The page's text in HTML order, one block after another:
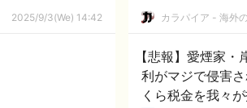
2025/9/3(We) 14:42 カラパイア - 海外
【悲報】愛煙家
利がマジで侵害
くら税金を我々